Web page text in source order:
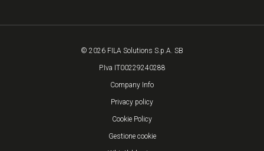
© 2026 FILA Solutions S.p.A. SB
P.Iva IT00229240288
Company Info
Privacy policy
Cookie Policy
Gestione cookie